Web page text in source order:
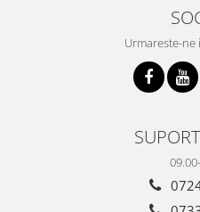
Urmareste-ne